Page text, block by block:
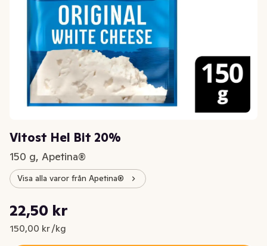
Vitost Hel Bit 20%
150 g, Apetina®
Visa alla varor från Apetina®
Nuvarande pris är: 22,50 kr
22,50 kr
150,00 kr /kg
Styckpris: 150,00 kr /kg